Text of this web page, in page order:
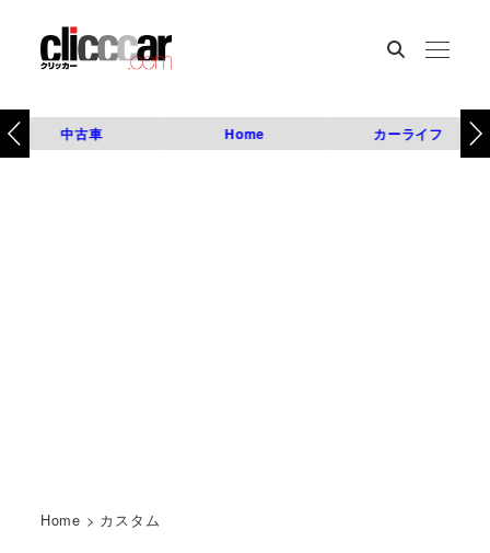
中古車 Home カーライフ
Home > カスタム